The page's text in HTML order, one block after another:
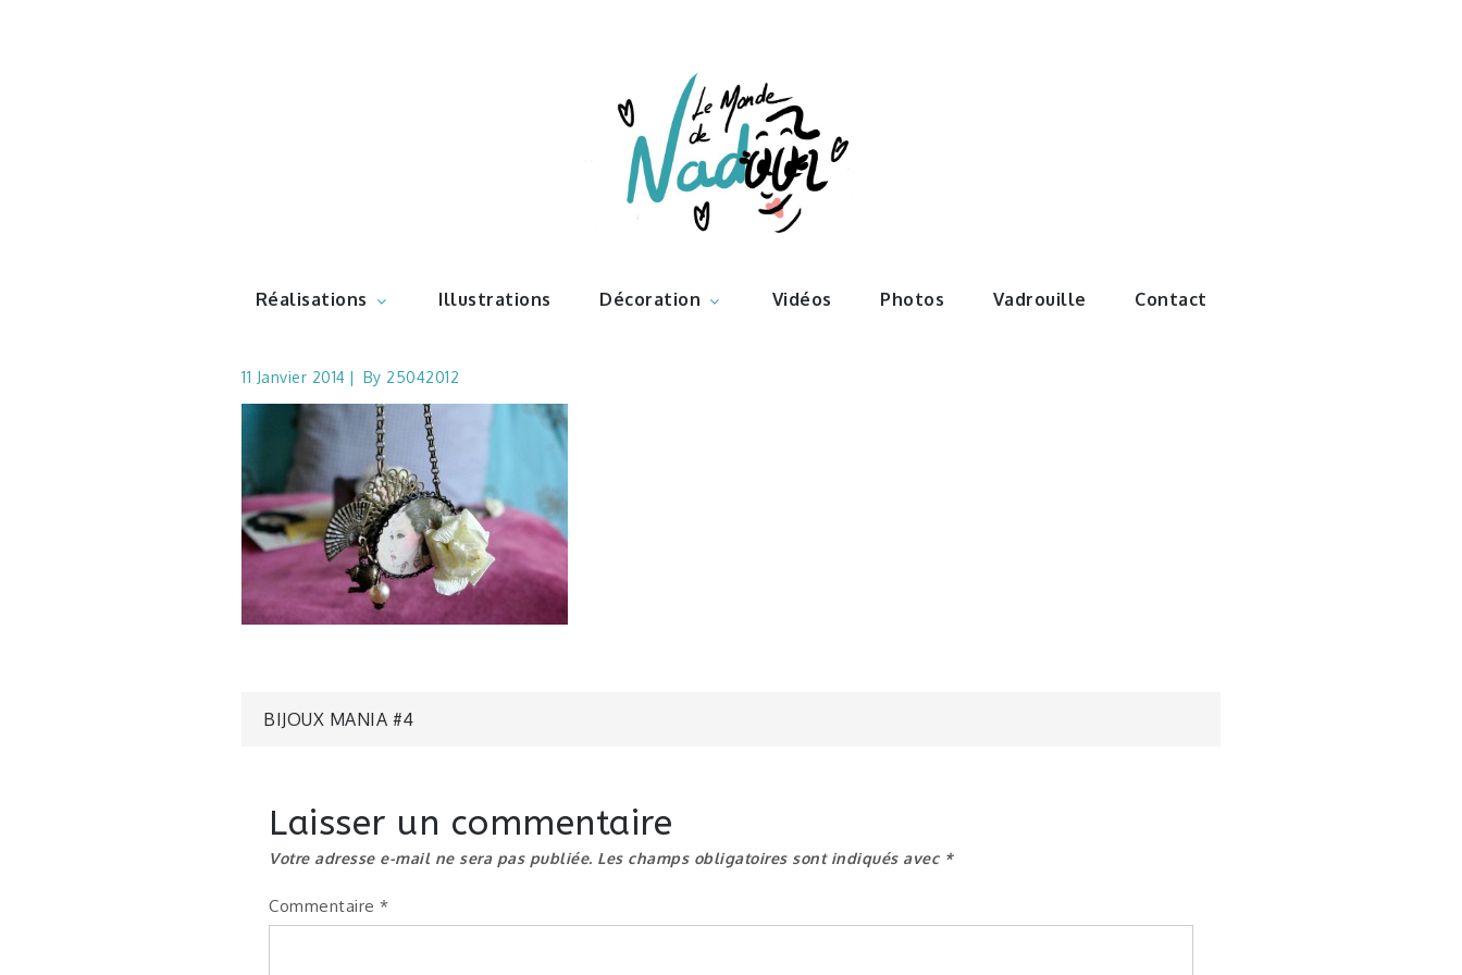
Illustrations – le monde de
Nadoo
Réalisations Illustrations Décoration Vidéos Photos Vadrouille Contact
11 Janvier 2014 By 25042012
Navigation
l’article
BIJOUX MANIA #4
Laisser un commentaire
Votre adresse e-mail ne sera pas publiée. Les champs obligatoires sont indiqués avec *
Commentaire *